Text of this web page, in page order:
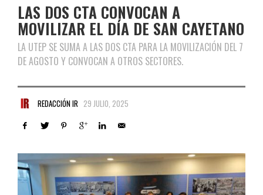
LAS DOS CTA CONVOCAN A
MOVILIZAR EL DÍA DE SAN CAYETANO
LA UTEP SE SUMA A LAS DOS CTA PARA LA MOVILIZACIÓN DEL 7
DE AGOSTO Y CONVOCAN A OTROS SECTORES.
REDACCIÓN IR 29 JULIO, 2025